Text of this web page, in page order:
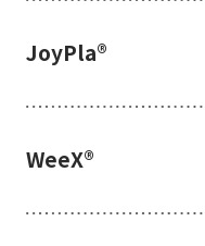
ージョンの
当社が管理
得した情報
る当社Webサ
を紐づけ、お
た当社サー
JoyPla®
WeeX®